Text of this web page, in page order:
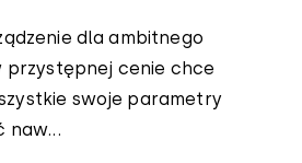
dla ambitnego
przystępnej cenie chce
swoje parametry
naw...